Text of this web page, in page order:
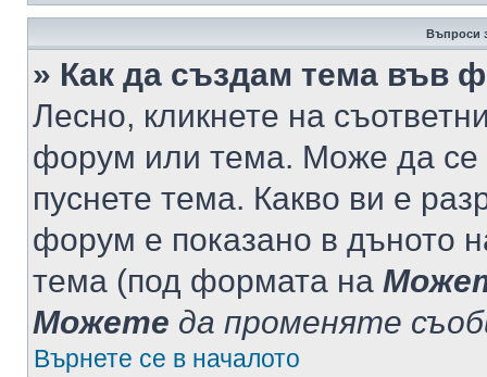
Въпроси
» Как да създам тема във
Лесно, кликнете на
форум или тема. Може да се
пуснете тема. Какво ви е
форум е показано в дъното
тема (под формата на
Можете да променяте
Върнете се в началото